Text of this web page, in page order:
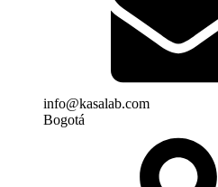
info@kasalab.com
Bogotá